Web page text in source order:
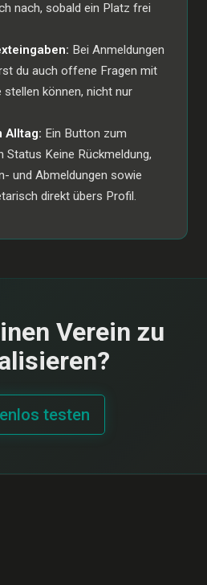
nach, sobald ein Platz frei
Bei Anmeldungen
du auch offene Fragen mit
können, nicht nur
Alltag: Ein Button zum
Status Keine Rückmeldung,
und Abmeldungen sowie
direkt übers Profil.
Verein zu
testen